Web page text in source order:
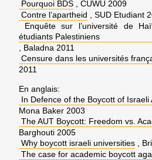
Pourquoi BDS , CUWU 2009
Contre l’apartheid , SUD Etudiant
Enquête sur l’université de
étudiants Palestiniens
, Baladna 2011
Censure dans les universités
2011
En anglais:
In Defence of the Boycott of Israeli
Mona Baker 2003
The AUT Boycott: Freedom vs.
Barghouti 2005
Why boycott israeli universities ,
The case for academic boycott